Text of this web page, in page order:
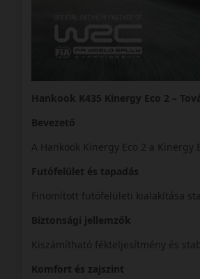
Hankook K435 Kinergy Eco 2 –
Bevezető
A Hankook Kinergy Eco 2 a
Futófelület és tapadás
Finomított futófelületi kialakítása
Biztonsági jellemzők
Kiszámítható fékteljesítmény és
Komfort és zajszint